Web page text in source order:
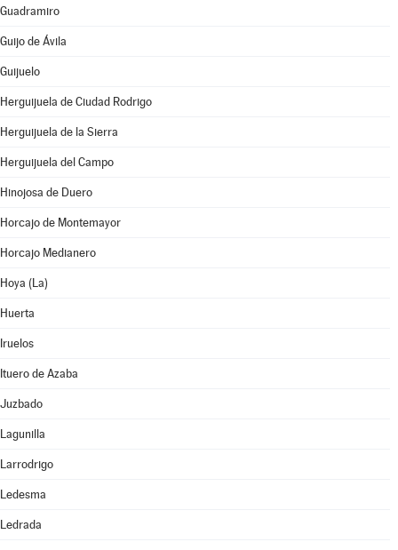
Guadramiro
Guijo de Ávila
Guijuelo
Herguijuela de Ciudad Rodrigo
Herguijuela de la Sierra
Herguijuela del Campo
Hinojosa de Duero
Horcajo de Montemayor
Horcajo Medianero
Hoya (La)
Huerta
Iruelos
Ituero de Azaba
Juzbado
Lagunilla
Larrodrigo
Ledesma
Ledrada